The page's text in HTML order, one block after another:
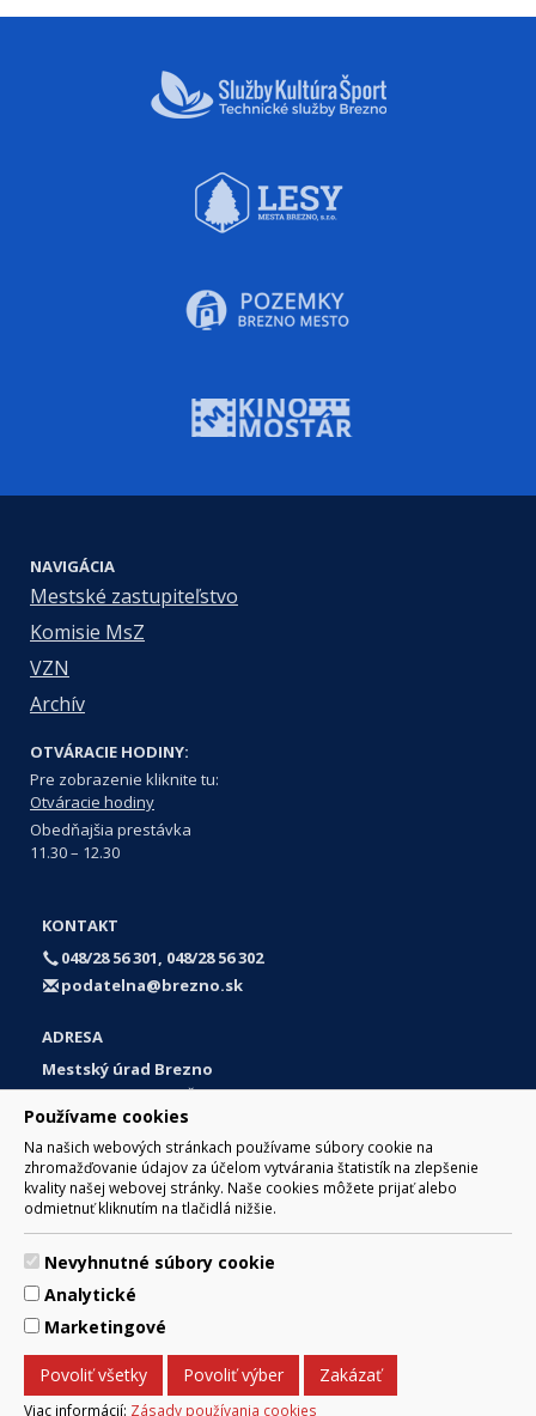
Používame cookies
Na našich webových stránkach používame súbory cookie na
zhromažďovanie údajov za účelom vytvárania štatistík na zlepšenie
kvality našej webovej stránky. Naše cookies môžete prijať alebo
odmietnuť kliknutím na tlačidlá nižšie.
Nevyhnutné súbory cookie
Analytické
Marketingové
Povoliť všetky Povoliť výber Zakázať
Viac informácií: Zásady používania cookies
NAVIGÁCIA
Mestské zastupiteľstvo
Komisie MsZ
VZN
Archív
OTVÁRACIE HODINY:
Pre zobrazenie kliknite tu:
Otváracie hodiny
Obedňajšia prestávka
11.30 – 12.30
KONTAKT
048/28 56 301, 048/28 56 302
podatelna@brezno.sk
ADRESA
Mestský úrad Brezno
Námestie gen. M. R. Štefánika 1
977 01 Brezno
Slovakia (Slovak Republic)
© 2017 Mesto Brezno, Námestie gen. M. R. Štefánika 1, Brezno
977 01 Tel.: 048/28 56 301, 048/28 56 302 Email:
Technický prevádzkovateľ: Arrabella, s.r.o. , Pod Donátom
12/136 Žiar nad Hronom 965 01 podpora@internetova-
stranka.sk
Prehlásenie o prístupnosti
Ochrana osobných údajov